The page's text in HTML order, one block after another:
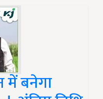
में बनेगा